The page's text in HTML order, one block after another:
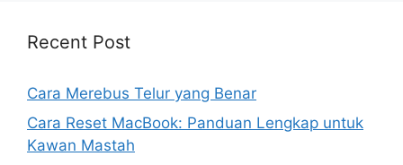
Recent Post
Cara Merebus Telur yang Benar
Cara Reset MacBook: Panduan Lengkap untuk
Kawan Mastah